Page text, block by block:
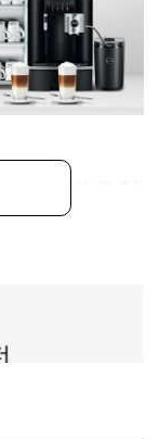
치를 희망하시면 추가